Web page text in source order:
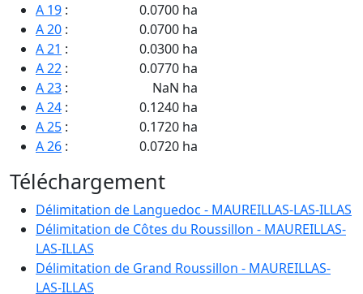
A 19 :
0.0700 ha
A 20 :
0.0700 ha
A 21 :
0.0300 ha
A 22 :
0.0770 ha
A 23 :
NaN ha
A 24 :
0.1240 ha
A 25 :
0.1720 ha
A 26 :
0.0720 ha
A 28:
0.1100 ha
A 29:
0.1050 ha
A 30:
0.3300 ha
A 31 :
A 32:
6.6900 ha
A 33 :
Téléchargement
Délimitation de Languedoc - MAUREILLAS-LAS-ILLAS
Délimitation de Côtes du Roussillon - MAUREILLAS-
LAS-ILLAS
Délimitation de Grand Roussillon - MAUREILLAS-
LAS-ILLAS